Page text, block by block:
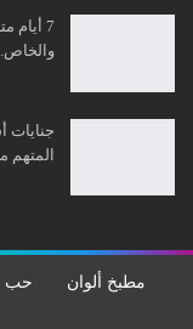
7
جنايات
مطبخ ألوان حب